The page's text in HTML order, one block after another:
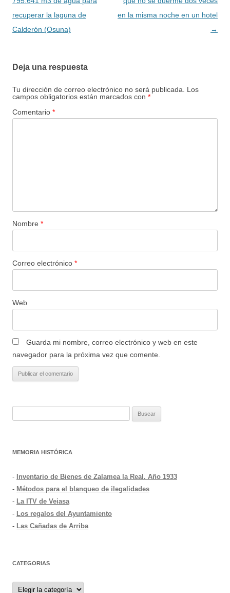
entradas
recuperar la laguna de
Calderón (Osuna)
en la misma noche en un hotel
→
Deja una respuesta
Tu dirección de correo electrónico no será publicada.
Los
campos obligatorios están marcados con *
Comentario *
Nombre *
Correo electrónico *
Web
Guarda mi nombre, correo electrónico y web en este
navegador para la próxima vez que comente.
MEMORIA HISTÓRICA
- Inventario de Bienes de Zalamea la Real. Año 1933
- Métodos para el blanqueo de ilegalidades
- La ITV de Veiasa
- Los regalos del Ayuntamiento
- Las Cañadas de Arriba
CATEGORIAS
Categorias